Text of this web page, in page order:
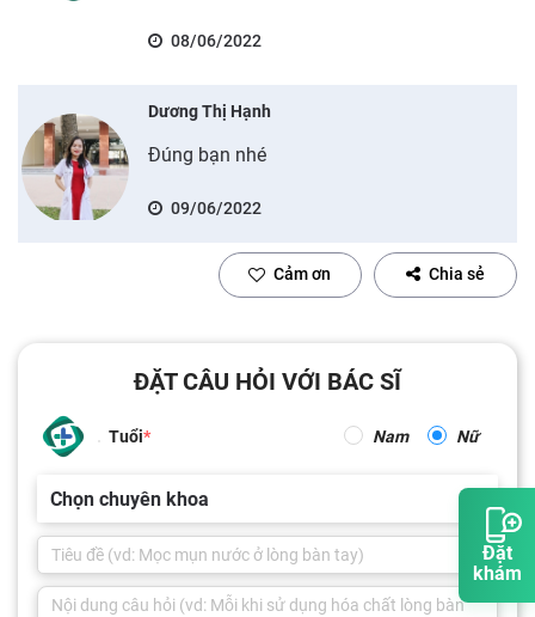
Đặt
khám
08/06/2022
Dương Thị Hạnh
Đúng bạn nhé
09/06/2022
Cảm ơn Chia sẻ
ĐẶT CÂU HỎI VỚI BÁC SĨ
Tuổi Nam Nữ
Chọn chuyên khoa